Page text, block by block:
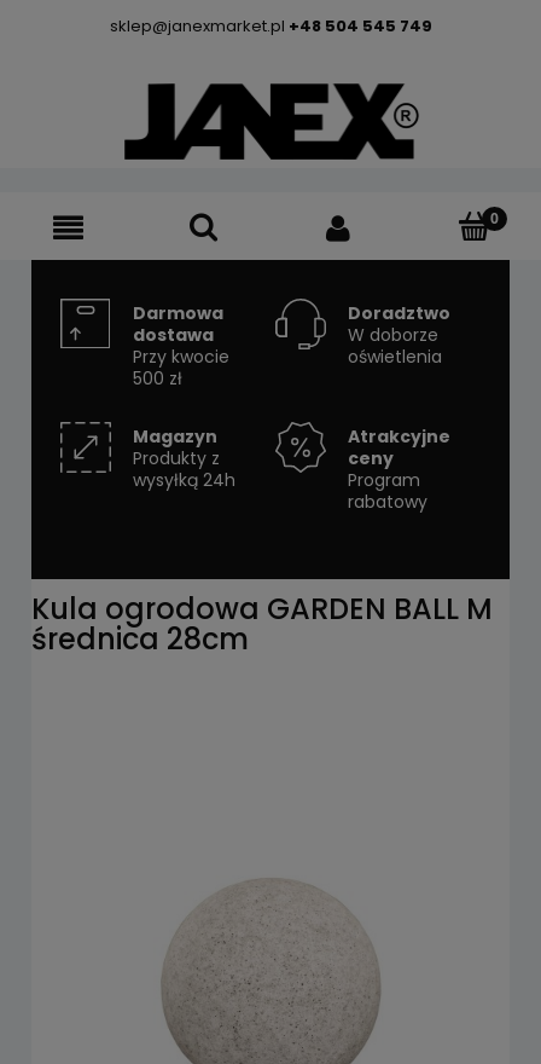
sklep@janexmarket.pl +48 504 545 749
Darmowa
dostawa
Przy kwocie
500 zł
Doradztwo
W doborze
oświetlenia
Magazyn
Produkty z
wysyłką 24h
Atrakcyjne
ceny
Program
rabatowy
Kula ogrodowa GARDEN BALL M
średnica 28cm